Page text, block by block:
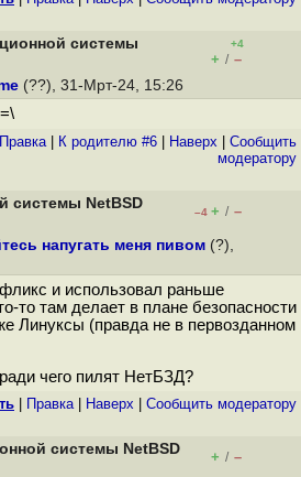
системы
+4
+ / –
(??), 31-Мрт-24, 15:26
Правка| К родителю #6 Наверх
Cообщить
модератору
системы NetBSD
–4 + / –
напугать меня пивом (?),
и использовал раньше
то там делает в плане безопасности
Линуксы (правда не в первозданном
чего пилят НетБЗД?
Правка| Наверх Cообщить модератору
системы NetBSD
+ / –